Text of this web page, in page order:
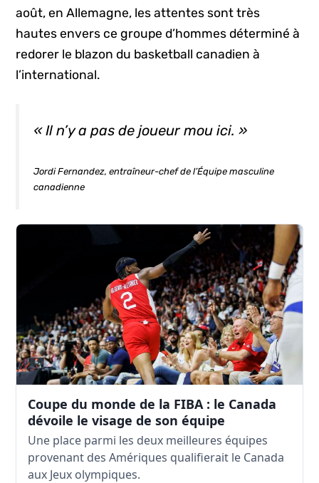
août, en Allemagne, les attentes sont très
hautes envers ce groupe d’hommes déterminé à
redorer le blazon du basketball canadien à
l’international.
« Il n’y a pas de joueur mou ici. »
Jordi Fernandez, entraîneur-chef de l’Équipe masculine
canadienne
Coupe du monde de la FIBA : le Canada
dévoile le visage de son équipe
Une place parmi les deux meilleures équipes
provenant des Amériques qualifierait le Canada
aux Jeux olympiques.